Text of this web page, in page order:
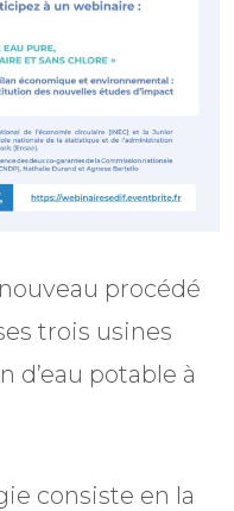
procédé
trois usines
d’eau potable à
consiste en la